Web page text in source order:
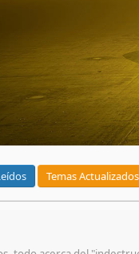
Temas Actualizados